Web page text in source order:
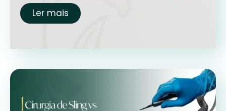
Ler mais